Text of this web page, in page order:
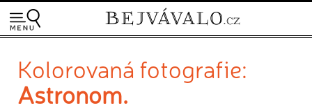
Kolorovaná fotografie:
Astronom.